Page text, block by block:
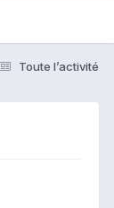
Toute l’activité